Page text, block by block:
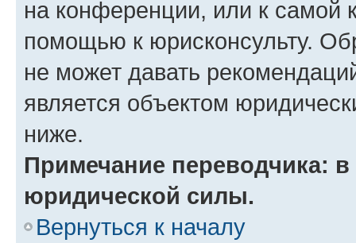
на конференции, или к самой
помощью к юрисконсульту.
не может давать
является объектом
ниже.
Примечание переводчика:
юридической силы.
Вернуться к началу